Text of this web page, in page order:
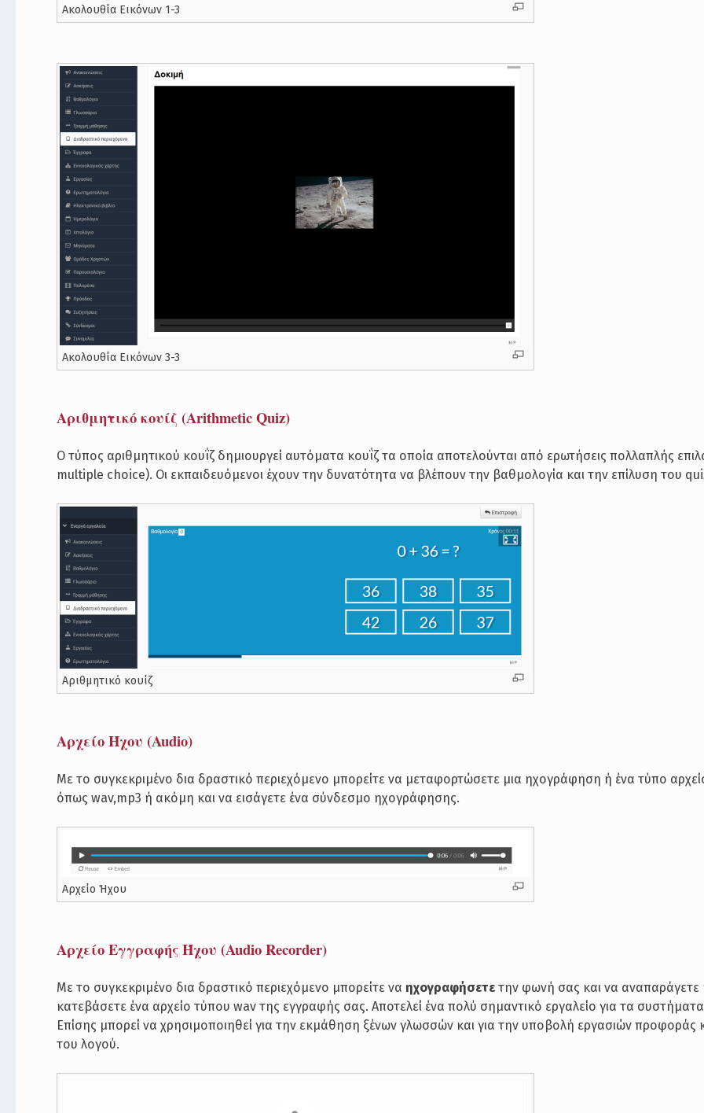
Ακολουθία Εικόνων 1-3
Ακολουθία Εικόνων 3-3
Αριθμητικό κουίζ (Arithmetic Quiz)
Ο τύπος αριθμητικού κουΐζ δημιουργεί αυτόματα κουΐζ τα οποία αποτελούνται από ερωτήσεις πολλαπλής
multiple choice). Οι εκπαιδευόμενοι έχουν την δυνατότητα να βλέπουν την βαθμολογία και την επίλυση του
Αριθμητικό κουίζ
Αρχείο Ήχου (Audio)
Με το συγκεκριμένο δια δραστικό περιεχόμενο μπορείτε να μεταφορτώσετε μια ηχογράφηση ή ένα τύπο
όπως wav,mp3 ή ακόμη και να εισάγετε ένα σύνδεσμο ηχογράφησης.
Αρχείο Ήχου
Αρχείο Εγγραφής Ήχου (Audio Recorder)
Με το συγκεκριμένο δια δραστικό περιεχόμενο μπορείτε ναηχογραφήσετε την φωνή σας και να αναπαράγετε
κατεβάσετε ένα αρχείο τύπου wav της εγγραφής σας. Αποτελεί ένα πολύ σημαντικό εργαλείο για τα
Επίσης μπορεί να χρησιμοποιηθεί για την εκμάθηση ξένων γλωσσών και για την υποβολή εργασιών προφοράς
του λογού.